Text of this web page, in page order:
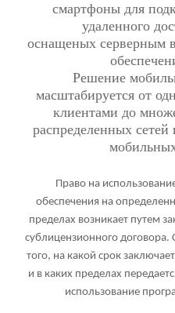
смартфоны для
удаленного
оснащеных серверным
Решение
масштабируется от
клиентами до
распределенных
Право на
обеспечения на
пределах возникает путем
сублицензионного договора.
того, на какой срок
и в каких пределах
использование